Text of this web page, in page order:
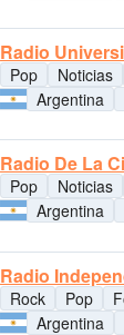
Radio
Pop
Noticias
Argentina
Radio De La
Pop
Noticias
Argentina
Radio
Rock Pop
Argentina